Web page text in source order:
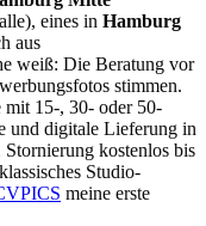
eines in Hamburg
aus
weiß: Die Beratung vor
stimmen.
mit 15-, 30- oder 50-
und digitale Lieferung in
kostenlos bis
Studio-
meine erste